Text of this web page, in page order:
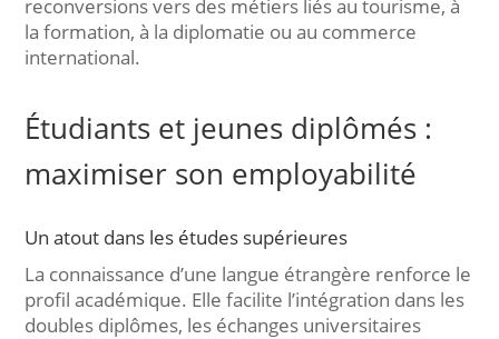
reconversions vers des métiers liés au tourisme, à
la formation, à la diplomatie ou au commerce
international.
Étudiants et jeunes diplômés :
maximiser son employabilité
Un atout dans les études supérieures
La connaissance d’une langue étrangère renforce le
profil académique. Elle facilite l’intégration dans les
doubles diplômes, les échanges universitaires